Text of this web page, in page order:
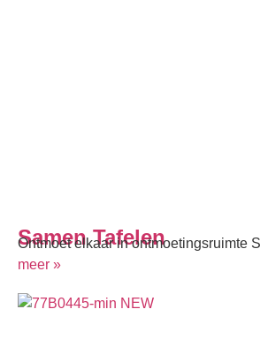
Samen Tafelen
Ontmoet elkaar in ontmoetingsruimte
meer »